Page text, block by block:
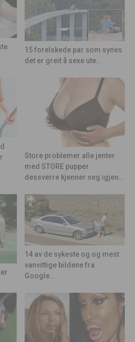
15 forelskede par som synes
det er greit å sexe ute...
Store problemer alle jenter
med STORE pupper
dessverre kjenner seg igjen...
14 av de sykeste og og mest
vanvittige bildene fra
Google...